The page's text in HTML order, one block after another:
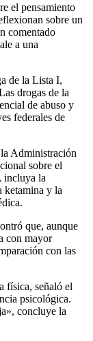
el pensamiento
sobre un
comentado
a una
de la Lista I,
drogas de la
de abuso y
federales de
Administración
sobre el
incluya la
ketamina y la
que, aunque
con mayor
con las
física, señaló el
psicológica.
concluye la